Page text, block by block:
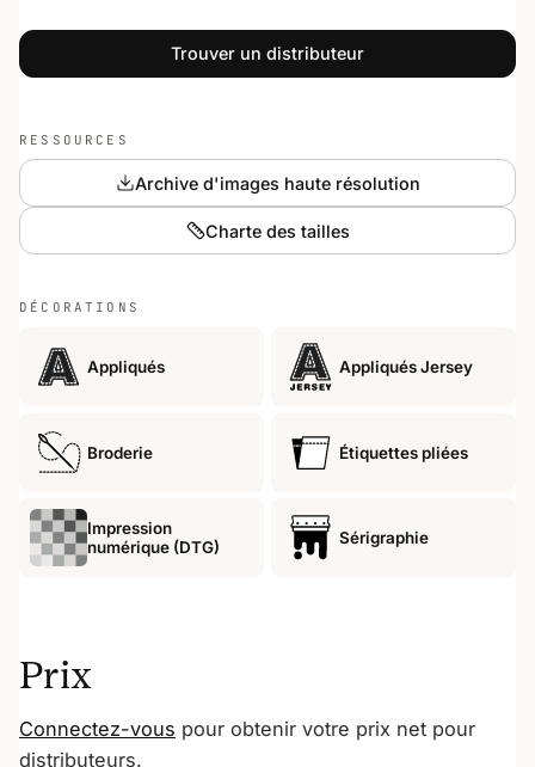
RESSOURCES
Archive d'images haute résolution
Charte des tailles
DÉCORATIONS
Appliqués Appliqués Jersey
Broderie Étiquettes pliées
Impression
numérique (DTG)
Sérigraphie
Trouver un distributeur
Prix
Connectez-vous pour obtenir votre prix net pour
distributeurs.